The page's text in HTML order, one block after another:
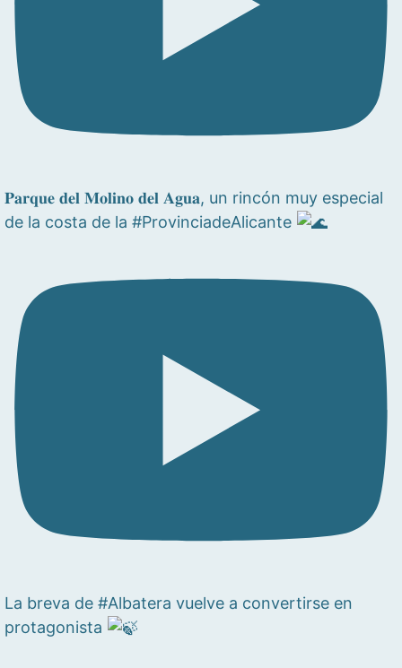
𝐏𝐚𝐫𝐪𝐮𝐞 𝐝𝐞𝐥 𝐌𝐨𝐥𝐢𝐧𝐨 𝐝𝐞𝐥 𝐀𝐠𝐮𝐚, un rincón muy especial
de la costa de la #ProvinciadeAlicante
La breva de #Albatera vuelve a convertirse en
protagonista